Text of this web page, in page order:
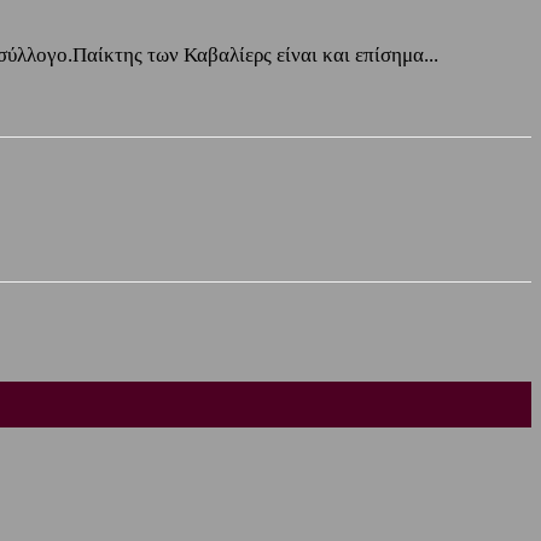
των Καβαλίερς είναι και επίσημα...